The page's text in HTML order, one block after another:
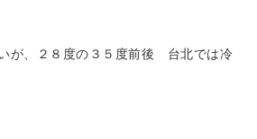
が、２８度の３５度前後 台北では冷